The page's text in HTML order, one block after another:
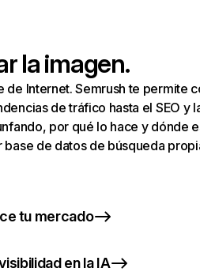
la imagen.
de Internet. Semrush te permite
de tráfico hasta el SEO y
por qué lo hace y dónde
de datos de búsqueda
tu mercado
en la IA